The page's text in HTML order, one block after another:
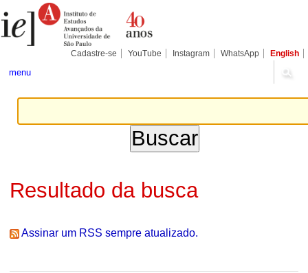
para
conteúdo.
Pessoais
Cadastre-se YouTube Instagram WhatsApp English
menu
Resultado da busca
Assinar um RSS sempre atualizado.